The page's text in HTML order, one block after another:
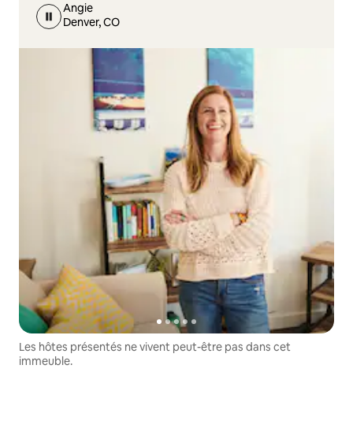
Angie
Denver, CO
Les hôtes présentés ne vivent peut-être pas dans cet
immeuble.